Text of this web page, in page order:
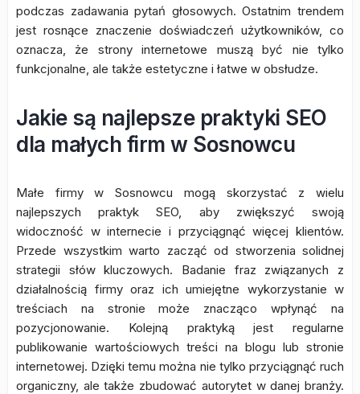
podczas zadawania pytań głosowych. Ostatnim trendem
jest rosnące znaczenie doświadczeń użytkowników, co
oznacza, że strony internetowe muszą być nie tylko
funkcjonalne, ale także estetyczne i łatwe w obsłudze.
Jakie są najlepsze praktyki SEO
dla małych firm w Sosnowcu
Małe firmy w Sosnowcu mogą skorzystać z wielu
najlepszych praktyk SEO, aby zwiększyć swoją
widoczność w internecie i przyciągnąć więcej klientów.
Przede wszystkim warto zacząć od stworzenia solidnej
strategii słów kluczowych. Badanie fraz związanych z
działalnością firmy oraz ich umiejętne wykorzystanie w
treściach na stronie może znacząco wpłynąć na
pozycjonowanie. Kolejną praktyką jest regularne
publikowanie wartościowych treści na blogu lub stronie
internetowej. Dzięki temu można nie tylko przyciągnąć ruch
organiczny, ale także zbudować autorytet w danej branży.